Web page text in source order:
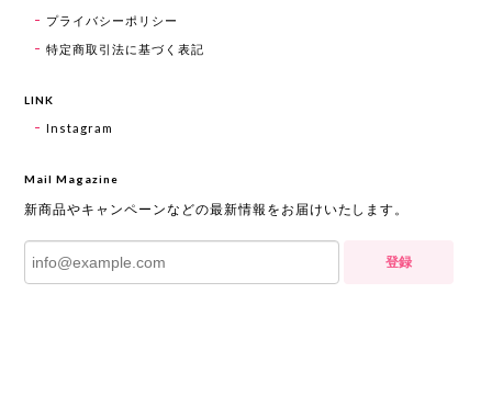
プライバシーポリシー
特定商取引法に基づく表記
LINK
Instagram
Mail Magazine
新商品やキャンペーンなどの最新情報をお届けいたします。
登録